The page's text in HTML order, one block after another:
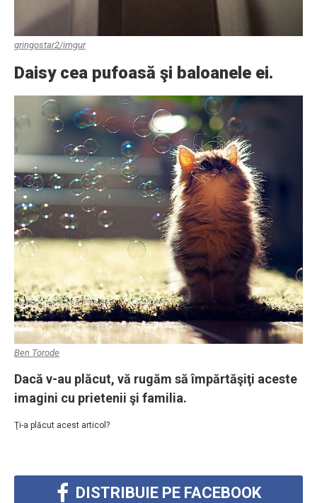
gringostar2/imgur
Daisy cea pufoasă şi baloanele ei.
Ben Torode
Dacă v-au plăcut, vă rugăm să împărtăşiţi aceste
imagini cu prietenii şi familia.
Ţi-a plăcut acest articol?
DISTRIBUIE PE FACEBOOK